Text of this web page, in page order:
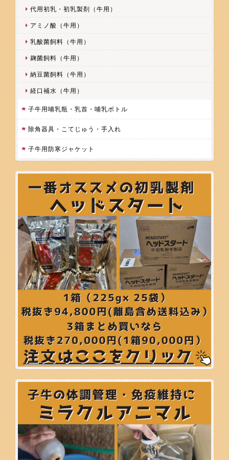
代用初乳・初乳製剤（牛用）
アミノ酸（牛用）
乳酸菌飼料（牛用）
麹菌飼料（牛用）
納豆菌飼料（牛用）
経口補水（牛用）
子牛用哺乳瓶・乳首・哺乳ボトル
除角器具・こてじゅう・手入れ
子牛用防寒ジャケット